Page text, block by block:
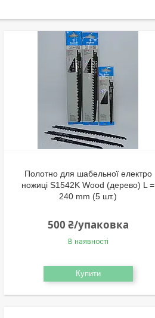
Полотно для шабельної електро
ножиці S1542K Wood (дерево) L =
240 mm (5 шт.)
500 ₴/упаковка
В наявності
Купити